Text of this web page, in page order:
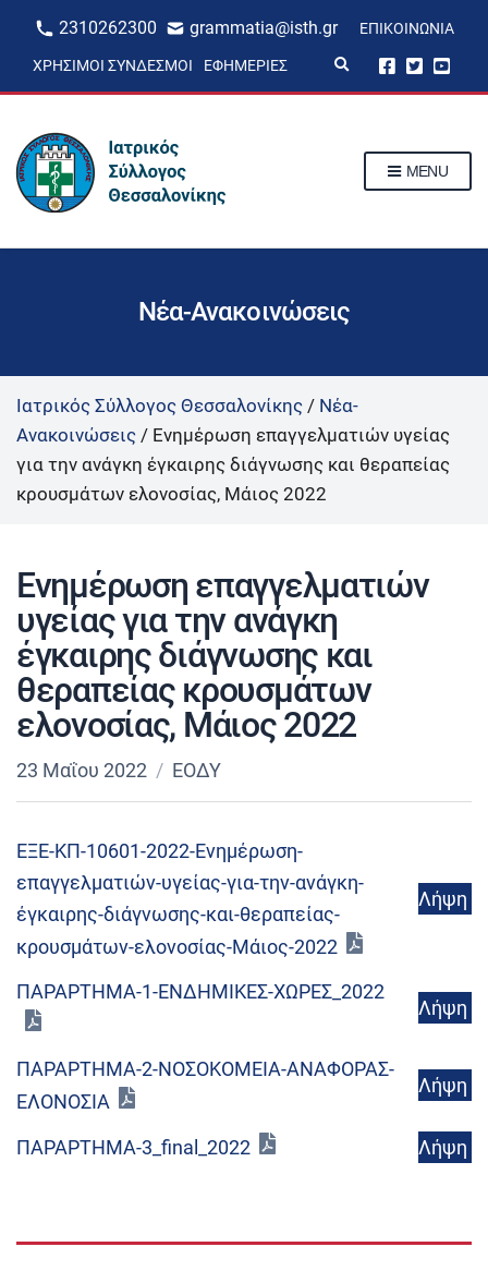
2310262300 grammatia@isth.gr ΕΠΙΚΟΙΝΩΝΊΑ
ΧΡΉΣΙΜΟΙ ΣΎΝΔΕΣΜΟΙ ΕΦΗΜΕΡΊΕΣ
p
m
MENU
Νέα-Ανακοινώσεις
Ιατρικός Σύλλογος Θεσσαλονίκης / Νέα-
Ανακοινώσεις / Ενημέρωση επαγγελματιών υγείας
για την ανάγκη έγκαιρης διάγνωσης και θεραπείας
κρουσμάτων ελονοσίας, Μάιος 2022
Ενημέρωση επαγγελματιών
υγείας για την ανάγκη
έγκαιρης διάγνωσης και
θεραπείας κρουσμάτων
ελονοσίας, Μάιος 2022
23 Μαΐου 2022 ΕΟΔΥ
ΕΞΕ-ΚΠ-10601-2022-Ενημέρωση-
επαγγελματιών-υγείας-για-την-ανάγκη-
έγκαιρης-διάγνωσης-και-θεραπείας-
κρουσμάτων-ελονοσίας-Μάιος-2022
Λήψη
ΠΑΡΑΡΤΗΜΑ-1-ΕΝΔΗΜΙΚΕΣ-ΧΩΡΕΣ_2022
Λήψη
ΠΑΡΑΡΤΗΜΑ-2-ΝΟΣΟΚΟΜΕΙΑ-ΑΝΑΦΟΡΑΣ-
ΕΛΟΝΟΣΙΑ
Λήψη
ΠΑΡΑΡΤΗΜΑ-3_final_2022 Λήψη